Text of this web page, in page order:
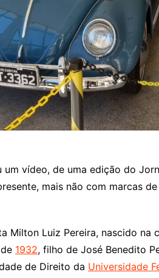
um vídeo, de uma edição do
mais não com marcas
Milton Luiz Pereira, nascido na
de 1932, filho de José Benedito
de Direito da Universidade